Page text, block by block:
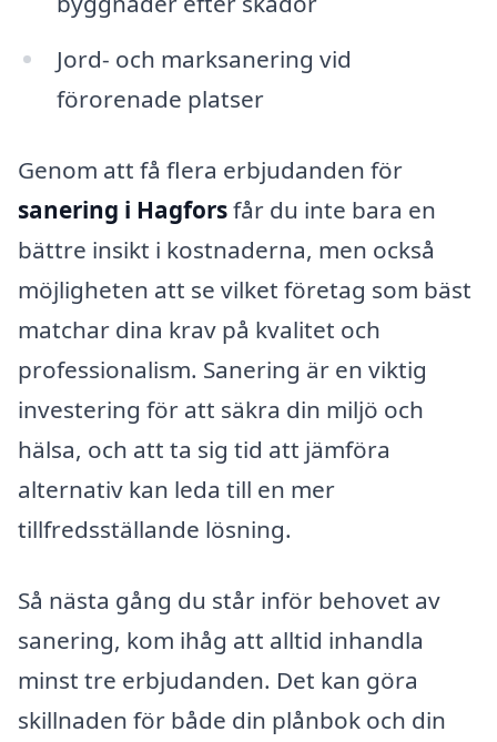
Jord- och marksanering vid
förorenade platser
Genom att få flera erbjudanden för
sanering i Hagforsfår du inte bara en
bättre insikt i kostnaderna, men också
möjligheten att se vilket företag som bäst
matchar dina krav på kvalitet och
professionalism. Sanering är en viktig
investering för att säkra din miljö och
hälsa, och att ta sig tid att jämföra
alternativ kan leda till en mer
tillfredsställande lösning.
Så nästa gång du står inför behovet av
sanering, kom ihåg att alltid inhandla
minst tre erbjudanden. Det kan göra
skillnaden för både din plånbok och din